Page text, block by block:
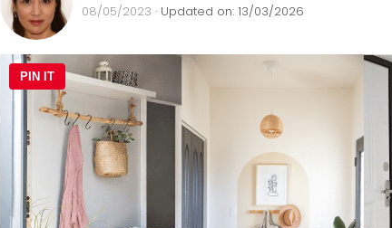
08/05/2023 · Updated on: 13/03/2026
PIN IT